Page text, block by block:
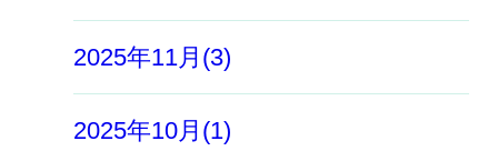
2025年11月(3)
2025年10月(1)